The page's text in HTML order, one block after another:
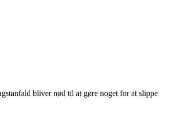
bliver nød til at gøre noget for at slippe